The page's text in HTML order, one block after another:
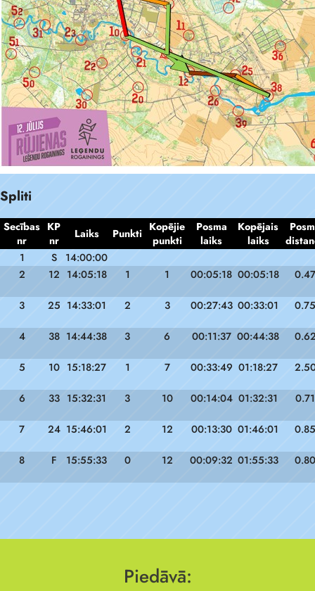
Spliti
Secības
nr
KP
nr
Laiks Punkti Kopējie
punkti
Posma
laiks
Kopējais
laiks
1
S
14:00:00
2
12 14:05:18 1 1 00:05:18 00:05:18 0.47
3 25 14:33:01 2 3 00:27:43 00:33:01 0.75
4 38 14:44:38 3 6 00:11:37 00:44:38
5 10 15:18:27 1 7 00:33:49 01:18:27
6 33 15:32:31 3 10 00:14:04 01:32:31 0.71
7 24 15:46:01 2 12 00:13:30 01:46:01 0.85
8 F 15:55:33 0 12 00:09:32 01:55:33 0.80
Piedāvā: